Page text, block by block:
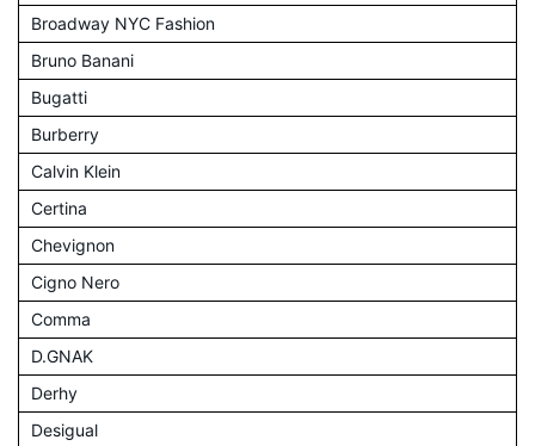
Broadway NYC Fashion
Bruno Banani
Bugatti
Burberry
Calvin Klein
Certina
Chevignon
Cigno Nero
Comma
D.GNAK
Derhy
Desigual